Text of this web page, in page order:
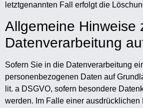
letztgenannten Fall erfolgt die
Allgemeine Hinweise
Datenverarbeitung
Sofern Sie in die Datenverarbeitung
personenbezogenen Daten auf
lit. a DSGVO, sofern besondere
werden. Im Falle einer